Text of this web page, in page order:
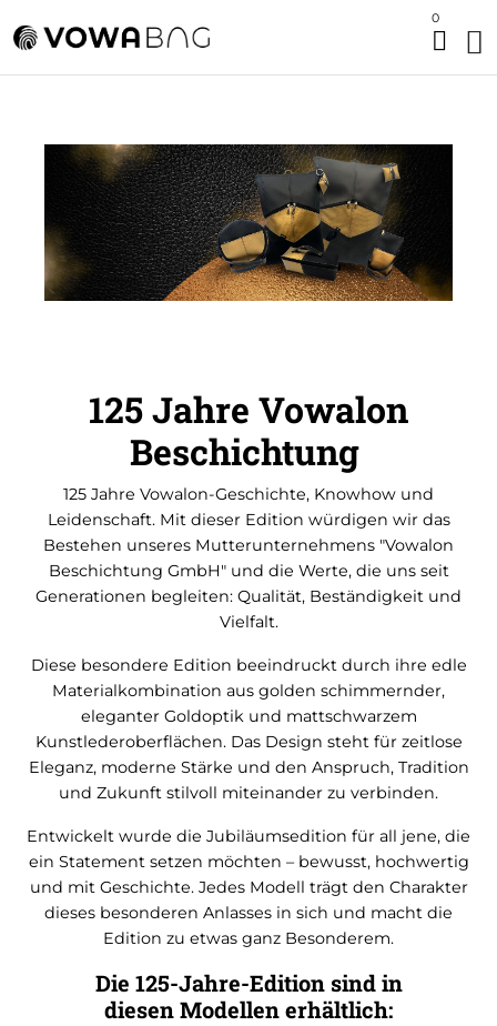
0
125 Jahre Vowalon
Beschichtung
125 Jahre Vowalon-Geschichte, Knowhow und
Leidenschaft. Mit dieser Edition würdigen wir das
Bestehen unseres Mutterunternehmens "Vowalon
Beschichtung GmbH" und die Werte, die uns seit
Generationen begleiten: Qualität, Beständigkeit und
Vielfalt.
Diese besondere Edition beeindruckt durch ihre edle
Materialkombination aus golden schimmernder,
eleganter Goldoptik und mattschwarzem
Kunstlederoberflächen. Das Design steht für zeitlose
Eleganz, moderne Stärke und den Anspruch, Tradition
und Zukunft stilvoll miteinander zu verbinden.
Entwickelt wurde die Jubiläumsedition für all jene, die
ein Statement setzen möchten – bewusst, hochwertig
und mit Geschichte. Jedes Modell trägt den Charakter
dieses besonderen Anlasses in sich und macht die
Edition zu etwas ganz Besonderem.
Die 125-Jahre-Edition sind in
diesen Modellen erhältlich: